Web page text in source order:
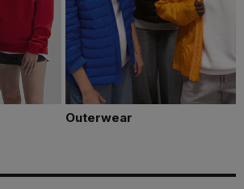
Outerwear